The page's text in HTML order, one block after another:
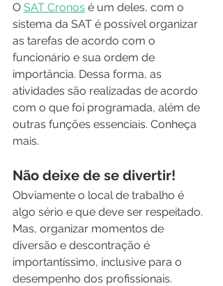
O SAT Cronos é um deles, com o
sistema da SAT é possível organizar
as tarefas de acordo com o
funcionário e sua ordem de
importância. Dessa forma, as
atividades são realizadas de acordo
com o que foi programada, além de
outras funções essenciais. Conheça
mais.
Não deixe de se divertir!
Obviamente o local de trabalho é
algo sério e que deve ser respeitado.
Mas, organizar momentos de
diversão e descontração é
importantíssimo, inclusive para o
desempenho dos profissionais.